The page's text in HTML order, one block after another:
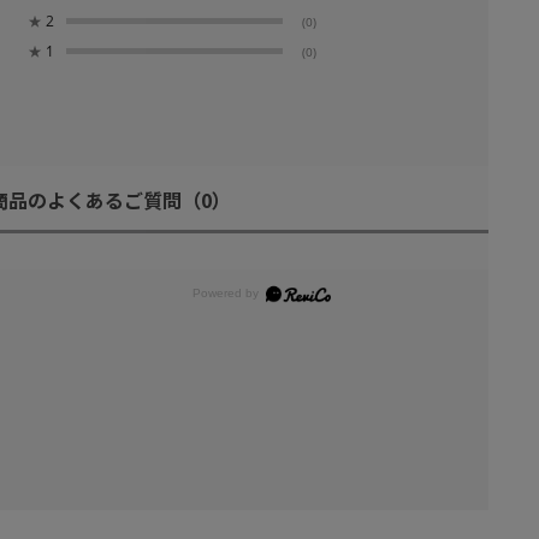
★ 2 (0)
★ 1 (0)
品のよくあるご質問 （0）